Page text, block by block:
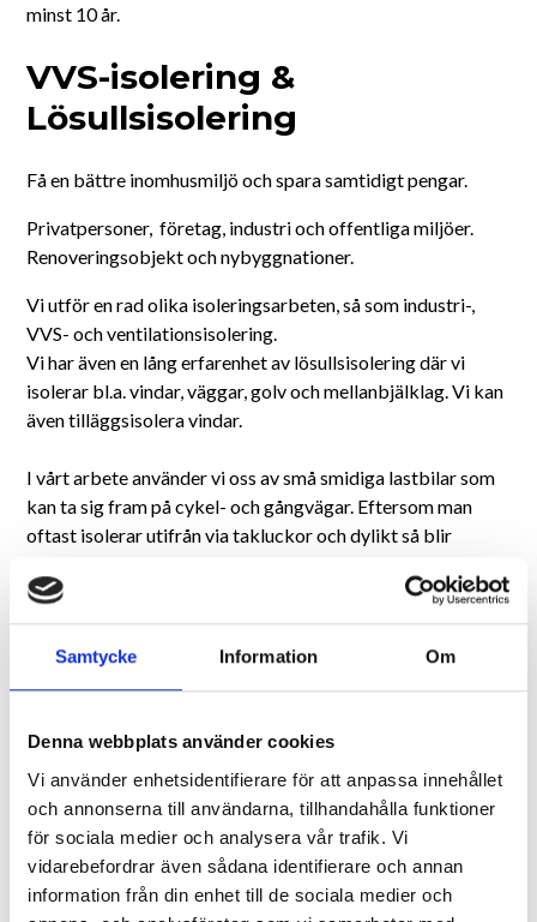
Samtycke Information Om
Denna webbplats använder cookies
Vi använder enhetsidentifierare för att anpassa innehållet
och annonserna till användarna, tillhandahålla funktioner
för sociala medier och analysera vår trafik. Vi
vidarebefordrar även sådana identifierare och annan
information från din enhet till de sociala medier och
minst 10 år.
VVS-isolering &
Lösullsisolering
Få en bättre inomhusmiljö och spara samtidigt pengar.
Privatpersoner, företag, industri och offentliga miljöer.
Renoveringsobjekt och nybyggnationer.
Vi utför en rad olika isoleringsarbeten, så som industri-,
VVS- och ventilationsisolering.
Vi har även en lång erfarenhet av lösullsisolering där vi
isolerar bl.a. vindar, väggar, golv och mellanbjälklag. Vi kan
även tilläggsisolera vindar.
I vårt arbete använder vi oss av små smidiga lastbilar som
kan ta sig fram på cykel- och gångvägar. Eftersom man
oftast isolerar utifrån via takluckor och dylikt så blir
arbetsplatsen som möjligt.
Vi arbetar alltid enligt AB-4, ABT-06 samt ABS-09 och är
beställare och kund alltid är medförsäkrade i vår
ansvarsförsäkring på alla förekommande arbeten i minst
Vi har många samarbetspartner som håller våra höga
kvalitetskrav och kan därför erbjuda olika uppdrag inom